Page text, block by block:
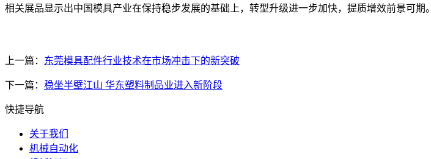
相关展品显示出中国模具产业在保持稳步发展的基础上，转型升级进一步加快，提质增效前景可期。
上一篇： 东莞模具配件行业技术在市场冲击下的新突破
下一篇： 稳坐半壁江山 华东塑料制品业进入新阶段
快捷导航
关于我们
机械自动化